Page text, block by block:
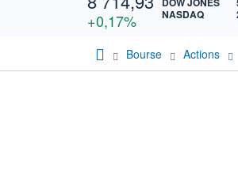
+0,17%
NASDAQ
Bourse Actions